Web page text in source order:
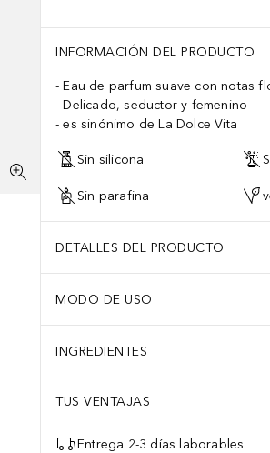
INFORMACIÓN DEL PRODUCTO
Eau de parfum suave con notas
Delicado, seductor y femenino
es sinónimo de La Dolce Vita
Sin silicona
Sin parafina
DETALLES DEL PRODUCTO
MODO DE USO
INGREDIENTES
TUS VENTAJAS
Entrega 2-3 días laborables